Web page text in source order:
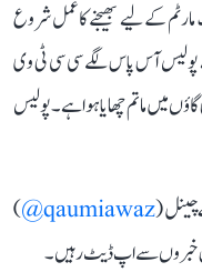
کے لیے بھیجنے کا عمل شروع
پولیس آس پاس لگے سی سی ٹی وی
میں ماتم چھایا ہوا ہے۔ پولیس
چینل (qaumiawaz@
)
خبروں سے اپ ڈیٹ رہیں۔